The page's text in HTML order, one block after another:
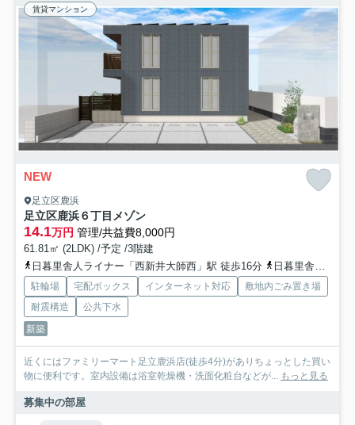
賃貸マンション
NEW
足立区鹿浜
足立区鹿浜６丁目メゾン
14.1万円 管理/共益費8,000円
61.81㎡ (2LDK) /予定 /3階建
日暮里舎人ライナー「西新井大師西」駅 徒歩16分
日暮里舎人ライナー「谷在家」駅 徒歩18分
駐輪場 宅配ボックス インターネット対応
敷地内ごみ置き場
耐震構造
公共下水
新築
近くにはファミリーマート足立鹿浜店(徒歩4分)がありちょっとした買い
物に便利です。室内設備は浴室乾燥機・洗面化粧台などが... もっと見る
募集中の部屋